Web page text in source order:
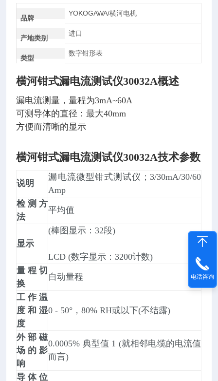
品牌
YOKOGAWA/横河电机
产地类别
进口
类型
数字钳形表
横河钳式漏电流测试仪30032A概述
漏电流测量，量程为3mA~60A
可测导体的直径：最大40mm
方便而清晰的显示
横河钳式漏电流测试仪30032A技术参数
说明
漏电流微型钳式测试仪；3/30mA/30/60
Amp
检测方
法
平均值
显示
(棒图显示：32段)
LCD (数字显示：3200计数)
量程切
换
自动量程
工作温
度和湿
度
0 - 50°，80% RH或以下(不结露)
外部磁
场的影
响
0.0005% 典型值 1 (就相邻电缆的电流值
而言)
导体位
电话咨询